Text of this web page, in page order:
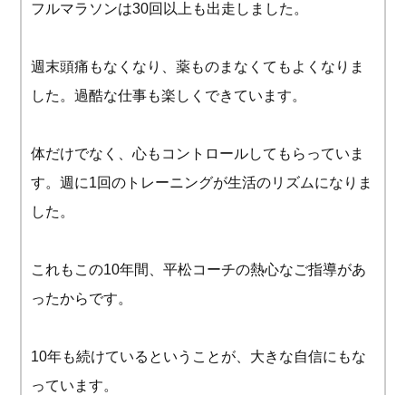
フルマラソンは30回以上も出走しました。
週末頭痛もなくなり、薬ものまなくてもよくなりま
した。過酷な仕事も楽しくできています。
体だけでなく、心もコントロールしてもらっていま
す。週に1回のトレーニングが生活のリズムになりま
した。
これもこの10年間、平松コーチの熱心なご指導があ
ったからです。
10年も続けているということが、大きな自信にもな
っています。